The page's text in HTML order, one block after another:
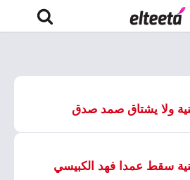
ولا يشتاق صمد صدق
سقط عمدا فهد الكبيسي